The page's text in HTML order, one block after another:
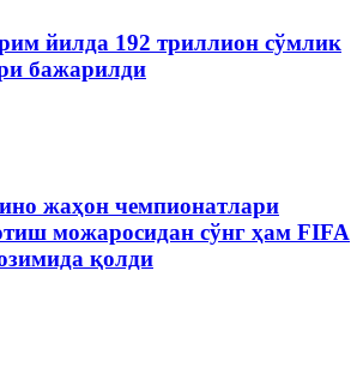
йилда 192 триллион сўмлик
бажарилди
жаҳон чемпионатлари
можаросидан сўнг ҳам FIFA
қолди